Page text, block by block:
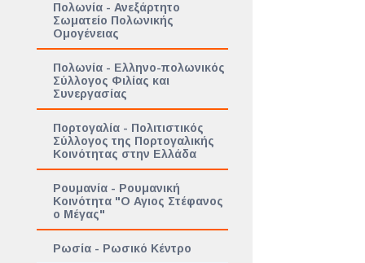
Πολωνία - Ανεξάρτητο
Σωματείο Πολωνικής
Ομογένειας
Πολωνία - Ελληνο-πολωνικός
Σύλλογος Φιλίας και
Συνεργασίας
Πορτογαλία - Πολιτιστικός
Σύλλογος της Πορτογαλικής
Κοινότητας στην Ελλάδα
Ρουμανία - Ρουμανική
Κοινότητα "Ο Αγιος Στέφανος
ο Μέγας"
Ρωσία - Ρωσικό Κέντρο